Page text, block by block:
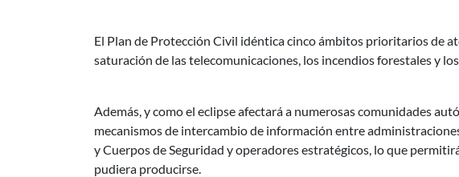
El Plan de Protección Civil idéntica cinco ámbitos prioritarios de
saturación de las telecomunicaciones, los incendios forestales y
Además, y como el eclipse afectará a numerosas comunidades
mecanismos de intercambio de información entre
y Cuerpos de Seguridad y operadores estratégicos, lo que
pudiera producirse.